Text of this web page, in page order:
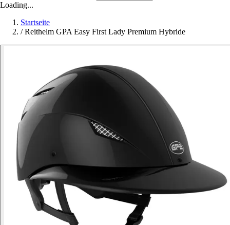
Loading...
Startseite
/ Reithelm GPA Easy First Lady Premium Hybride